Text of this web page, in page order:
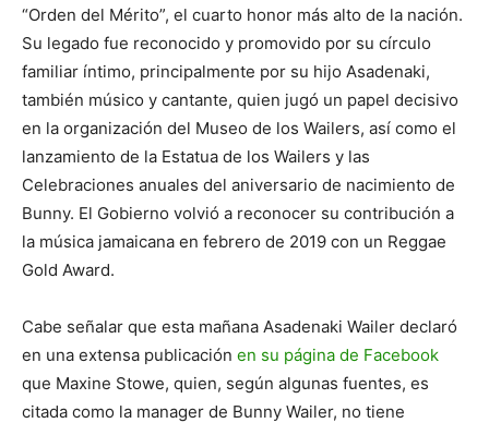
“Orden del Mérito”, el cuarto honor más alto de la nación.
Su legado fue reconocido y promovido por su círculo
familiar íntimo, principalmente por su hijo Asadenaki,
también músico y cantante, quien jugó un papel decisivo
en la organización del Museo de los Wailers, así como el
lanzamiento de la Estatua de los Wailers y las
Celebraciones anuales del aniversario de nacimiento de
Bunny. El Gobierno volvió a reconocer su contribución a
la música jamaicana en febrero de 2019 con un Reggae
Gold Award.
Cabe señalar que esta mañana Asadenaki Wailer declaró
en una extensa publicación en su página de Facebook
que Maxine Stowe, quien, según algunas fuentes, es
citada como la manager de Bunny Wailer, no tiene